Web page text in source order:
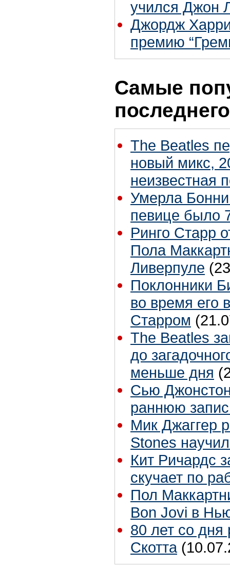
учился Джон
Джордж
премию
Самые
The Beatles
новый микс,
неизвестная
Умерла
певице было
Ринго Старр
Пола
Ливерпуле
Поклонники
во время его
Старром
The Beatles
до
меньше дня
Сью
раннюю
Мик Джаггер
Stones
Кит Ричардс
скучает по
Пол
Bon Jovi в
80 лет со
Скотта